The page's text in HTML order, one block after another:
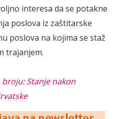
interesa da se potakne
poslova iz zaštitarske
poslova na kojima se staž
trajanjem.
Stanje nakon